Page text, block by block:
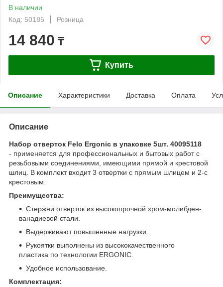
В наличии
Код: 50185
Розница
14 840 ₸
Купить
Описание Характеристики Доставка Оплата
Описание
Набор отверток Felo Ergonic в упаковке 5шт. 40095118
- применяется для профессиональных и бытовых работ с
резьбовыми соединениями, имеющими прямой и крестовой
шлиц. В комплект входит 3 отвертки с прямым шлицем и 2-с
крестовым.
Преимущества:
Стержни отверток из высокопрочной хром-молибден-
ванадиевой стали.
Выдерживают повышенные нагрузки.
Рукоятки выполнены из высококачественного
пластика по технологии ERGONIC.
Удобное использование.
Комплектация: